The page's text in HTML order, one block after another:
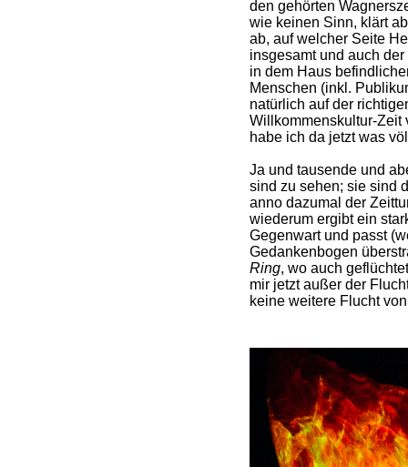
den gehörten
wie keinen Sinn, klärt
ab, auf welcher Seite
insgesamt und auch
in dem Haus
Menschen (inkl.
natürlich auf der
Willkommenskultur-Zeit
habe ich da jetzt was
Ja und tausende und
sind zu sehen; sie sind
anno dazumal der
wiederum ergibt ein
Gegenwart und passt
Gedankenbogen
Ring, wo auch
mir jetzt außer der
keine weitere Flucht